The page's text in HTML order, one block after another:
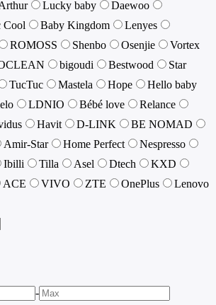
Lucky baby
Daewoo
Cool Baby Kingdom
Lenyes
ROMOSS Shenbo Osenjie
Vortex
bigoudi Bestwood
Star
TucTuc Mastela Hope
Hello baby
LDNIO Bébé love
Relance
Havit D-LINK
BE NOMAD
Amir-Star Home Perfect
Nespresso
Ibilli Tilla Asel Dtech
KXD
ACE VIVO ZTE OnePlus
Lenovo
-